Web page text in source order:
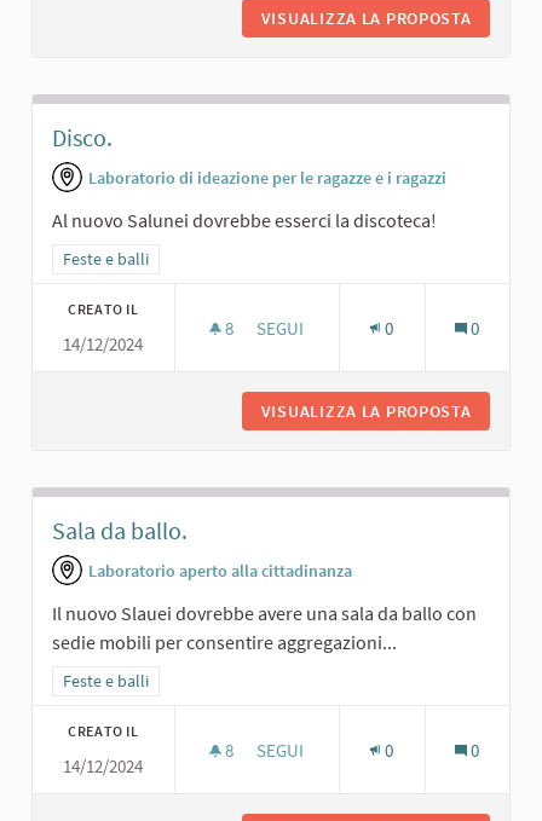
VISUALIZZA LA PROPOSTA
Disco.
Laboratorio di ideazione per le ragazze e i ragazzi
Al nuovo Salunei dovrebbe esserci la discoteca!
Filtra i risultati per categoria: Feste e balli
Feste e balli
CREATO IL
14/12/2024
8 8 SOSTENITORI
SEGUI 0 0
VISUALIZZA LA PROPOSTA
Sala da ballo.
Laboratorio aperto alla cittadinanza
Il nuovo Slauei dovrebbe avere una sala da ballo con
sedie mobili per consentire aggregazioni...
Filtra i risultati per categoria: Feste e balli
Feste e balli
CREATO IL
14/12/2024
8 8 SOSTENITORI
SEGUI 0 0